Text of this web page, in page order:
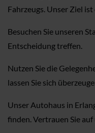
Fahrzeugs. Unser Ziel
Besuchen Sie unseren
Entscheidung treffen.
Nutzen Sie die
lassen Sie sich
Unser Autohaus in
finden. Vertrauen Sie